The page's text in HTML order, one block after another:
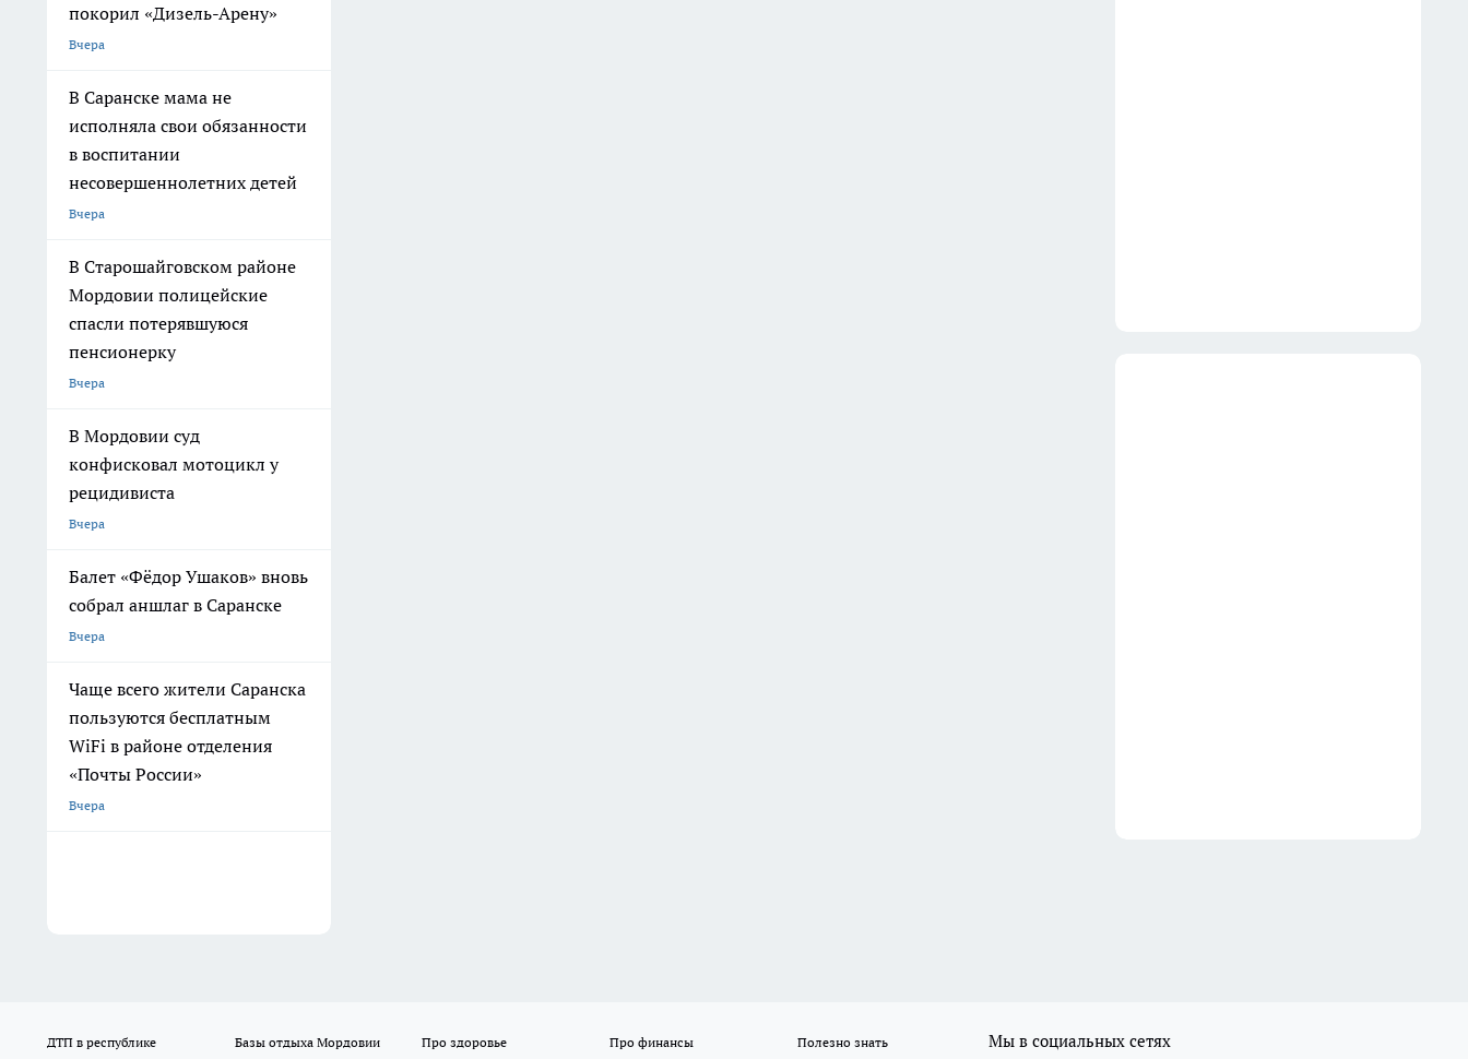
покорил «Дизель-Арену»
Вчера
В Саранске мама не
исполняла свои обязанности
в воспитании
несовершеннолетних детей
Вчера
В Старошайговском районе
Мордовии полицейские
спасли потерявшуюся
пенсионерку
Вчера
В Мордовии суд
конфисковал мотоцикл у
рецидивиста
Вчера
Балет «Фёдор Ушаков» вновь
собрал аншлаг в Саранске
Вчера
Чаще всего жители Саранска
пользуются бесплатным
WiFi в районе отделения
«Почты России»
Вчера
ДТП в республике Базы отдыха Мордовии Про здоровье Про финансы Полезно знать Мы в социальных сетях